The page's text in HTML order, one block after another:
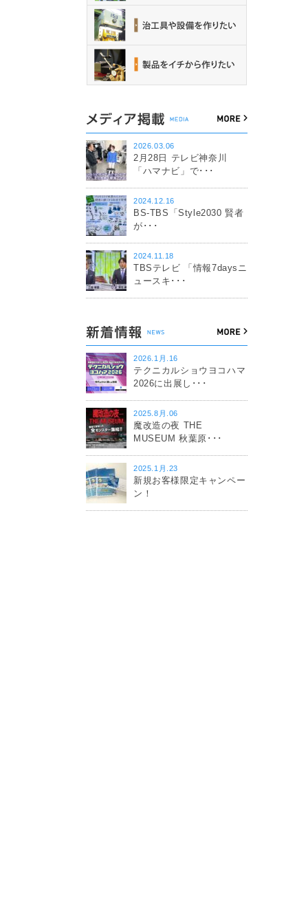
2026.03.06
2月28日 テレビ神奈川
「ハマナビ」で･･･
2024.12.16
BS-TBS「Style2030 賢者
が･･･
2024.11.18
TBSテレビ 「情報7daysニ
ュースキ･･･
2026.1月.16
テクニカルショウヨコハマ
2026に出展し･･･
2025.8月.06
魔改造の夜 THE
MUSEUM 秋葉原･･･
2025.1月.23
新規お客様限定キャンペー
ン！